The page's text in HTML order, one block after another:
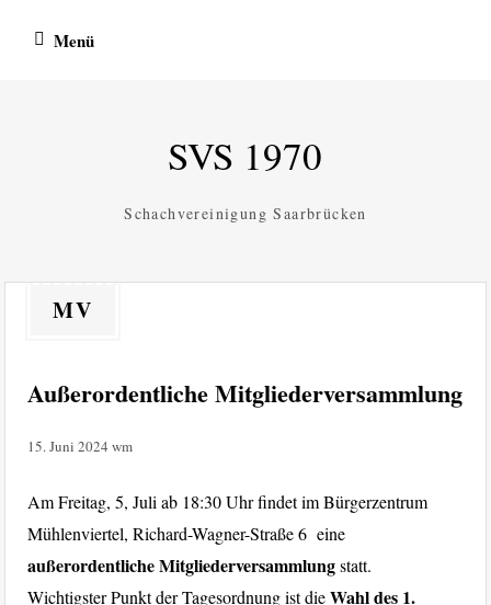
Inhalt Menü
SVS 1970
Schachvereinigung Saarbrücken
MV
Außerordentliche Mitgliederversammlung
15. Juni 2024 wm
Am Freitag, 5, Juli ab 18:30 Uhr findet im Bürgerzentrum
Mühlenviertel, Richard-Wagner-Straße 6 eine
außerordentliche Mitgliederversammlungstatt.
Wichtigster Punkt der Tagesordnung ist dieWahl des 1.